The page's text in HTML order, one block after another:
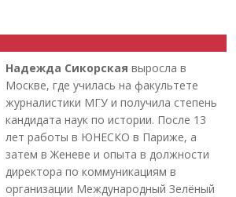
Надежда Сикорская выросла в
Москве, где училась на факультете
журналистики МГУ и получила степень
кандидата наук по истории. После 13
лет работы в ЮНЕСКО в Париже, а
затем в Женеве и опыта в должности
директора по коммуникациям в
организации Международный Зелёный